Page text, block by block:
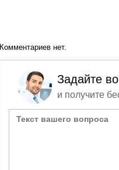
Комментариев нет.
Задайте
и получите